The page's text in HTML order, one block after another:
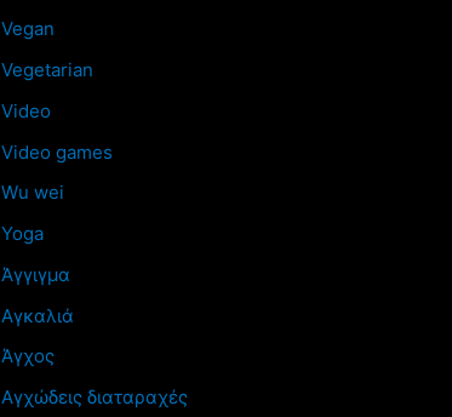
Vegan
Vegetarian
Video
Video games
Wu wei
Yoga
Άγγιγμα
Αγκαλιά
Άγχος
Αγχώδεις διαταραχές